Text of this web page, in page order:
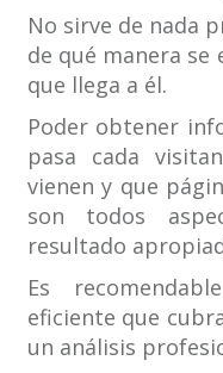
No sirve de nada
de qué manera
que llega a él.
Poder obtener
pasa cada
vienen y que
son todos
resultado
Es
eficiente que
un análisis